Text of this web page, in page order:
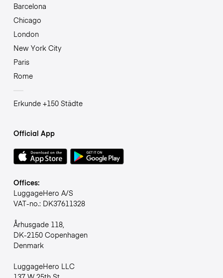
Barcelona
Chicago
London
New York City
Paris
Rome
Erkunde +150 Städte
Official App
Offices:
LuggageHero A/S
VAT-no.: DK37611328
Århusgade 118,
DK-2150 Copenhagen
Denmark
LuggageHero LLC